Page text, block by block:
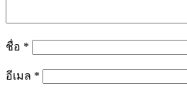
ชื่อ *
อีเมล *